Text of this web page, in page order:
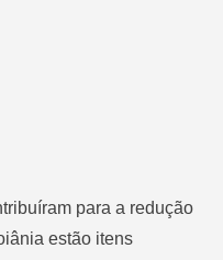
para a redução
estão itens